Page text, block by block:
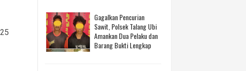
Gagalkan Pencurian
Sawit, Polsek Talang Ubi
Amankan Dua Pelaku dan
Barang Bukti Lengkap